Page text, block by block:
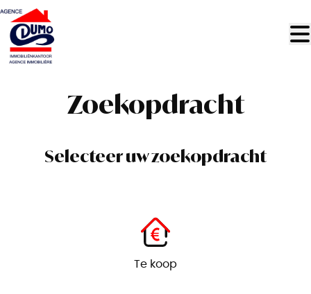
Ga naar hoofdinhoud
Zoekopdracht
Selecteer uw zoekopdracht
Te koop